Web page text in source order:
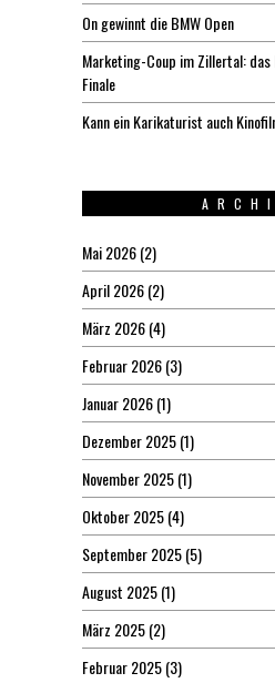
On gewinnt die BMW Open
Marketing-Coup im Zillertal: das
Finale
Kann ein Karikaturist auch
Mai 2026(2)
April 2026(2)
März 2026(4)
Februar 2026(3)
Januar 2026(1)
Dezember 2025(1)
November 2025(1)
Oktober 2025(4)
September 2025(5)
August 2025(1)
März 2025(2)
Februar 2025(3)